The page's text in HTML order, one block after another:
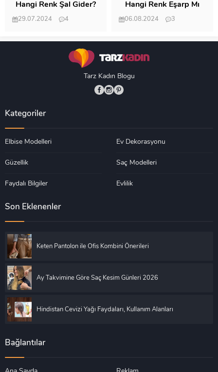
Hangi Renk Şal Gider?
29.07.2024
4
Hangi Renk Eşarp Mı
Dedi Birisi
06.08.2024
3
Tarz Kadın Blogu
Kategoriler
Elbise Modelleri Ev Dekorasyonu
Güzellik Saç Modelleri
Faydalı Bilgiler Evlilik
Son Eklenenler
Keten Pantolon ile Ofis Kombini Önerileri
Ay Takvimine Göre Saç Kesim Günleri 2026
Hindistan Cevizi Yağı Faydaları, Kullanım Alanları
Bağlantılar